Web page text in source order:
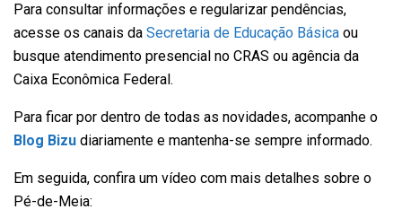
Para consultar informações e regularizar pendências,
acesse os canais da Secretaria de Educação Básica ou
busque atendimento presencial no CRAS ou agência da
Caixa Econômica Federal.
Para ficar por dentro de todas as novidades, acompanhe o
Blog Bizu diariamente e mantenha-se sempre informado.
Em seguida, confira um vídeo com mais detalhes sobre o
Pé-de-Meia: